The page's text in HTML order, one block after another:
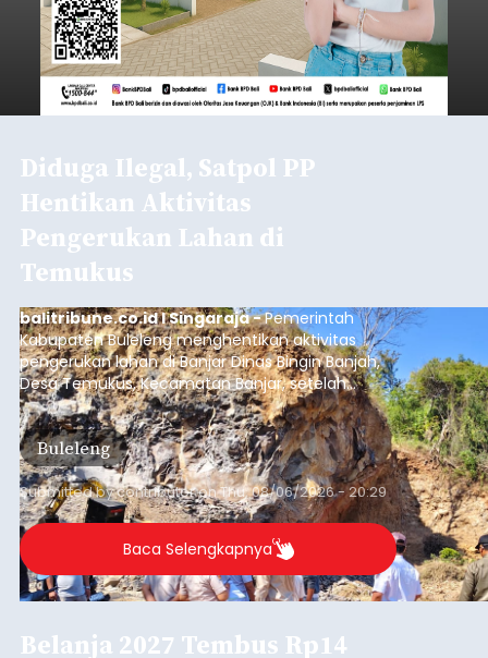
Diduga Ilegal, Satpol PP
Hentikan Aktivitas
Pengerukan Lahan di
Temukus
balitribune.co.id I Singaraja -Pemerintah
Kabupaten Buleleng menghentikan aktivitas
pengerukan lahan di Banjar Dinas Bingin Banjah,
Desa Temukus, Kecamatan Banjar, setelah
ditemukan indikasi kegiatan pengambilan
material yang tidak sesuai dengan peruntukan
kawasan.
Buleleng
Submitted bycontributoronThu, 08/06/2026 - 20:29
Baca Selengkapnya
Belanja 2027 Tembus Rp14